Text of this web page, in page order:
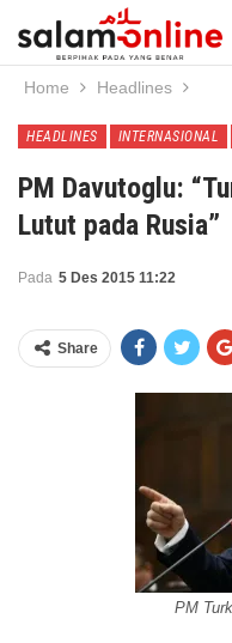
Home Headlines
HEADLINES INTERNASIONAL
PM Davutoglu:
Lutut pada Rusia”
Pada 5 Des 2015 11:22
Share
PM